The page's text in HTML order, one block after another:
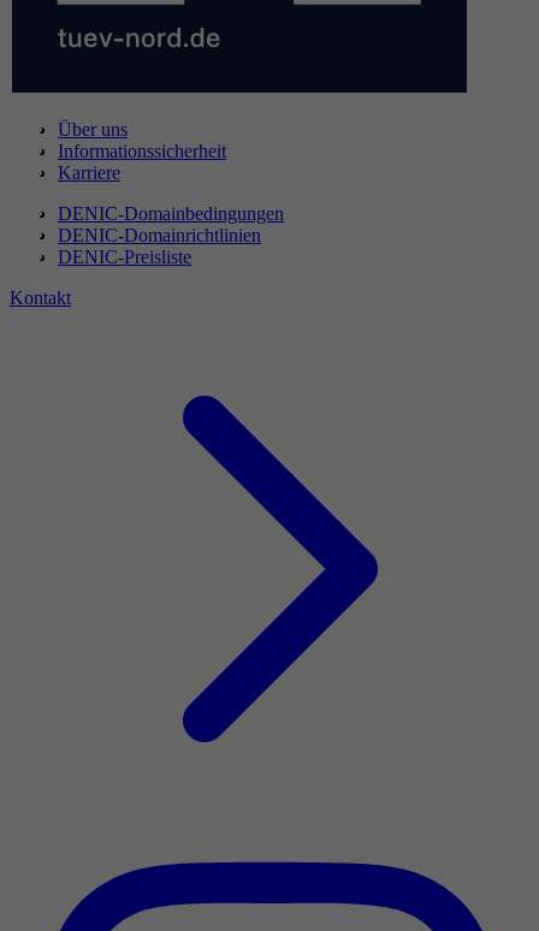
Über uns
Informationssicherheit
Karriere
DENIC-Domainbedingungen
DENIC-Domainrichtlinien
DENIC-Preisliste
Kontakt